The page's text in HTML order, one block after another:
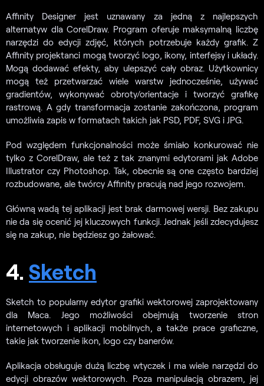
Affinity Designer jest uznawany za jedną z najlepszych
alternatyw dla CorelDraw. Program oferuje maksymalną liczbę
narzędzi do edycji zdjęć, których potrzebuje każdy grafik. Z
Affinity projektanci mogą tworzyć logo, ikony, interfejsy i układy.
Mogą dodawać efekty, aby ulepszyć cały obraz. Użytkownicy
mogą też przetwarzać wiele warstw jednocześnie, używać
gradientów, wykonywać obroty/orientacje i tworzyć grafikę
rastrową. A gdy transformacja zostanie zakończona, program
umożliwia zapis w formatach takich jak PSD, PDF, SVG i JPG.
Pod względem funkcjonalności może śmiało konkurować nie
tylko z CorelDraw, ale też z tak znanymi edytorami jak Adobe
Illustrator czy Photoshop. Tak, obecnie są one często bardziej
rozbudowane, ale twórcy Affinity pracują nad jego rozwojem.
Główną wadą tej aplikacji jest brak darmowej wersji. Bez zakupu
nie da się ocenić jej kluczowych funkcji. Jednak jeśli zdecydujesz
się na zakup, nie będziesz go żałować.
4. Sketch
Sketch to popularny edytor grafiki wektorowej zaprojektowany
dla Maca. Jego możliwości obejmują tworzenie stron
internetowych i aplikacji mobilnych, a także prace graficzne,
takie jak tworzenie ikon, logo czy banerów.
Aplikacja obsługuje dużą liczbę wtyczek i ma wiele narzędzi do
edycji obrazów wektorowych. Poza manipulacją obrazem, jej